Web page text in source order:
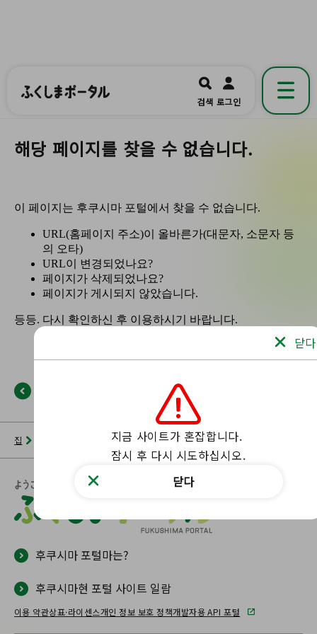
福島県公式の地域情報ポータルアプリ
開く
검색 로그인
해당 페이지를 찾을 수 없습니다.
집 후쿠시마 포털 해당 페이지를 찾을 수 없습니다.
후쿠시마 포털마는?
후쿠시마현 포털 사이트 일람
이용 약관상표·라이센스개인 정보 보호 정책개발자용 API 포털
닫다
지금 사이트가 혼잡합니다.
잠시 후 다시 시도하십시오.
닫다